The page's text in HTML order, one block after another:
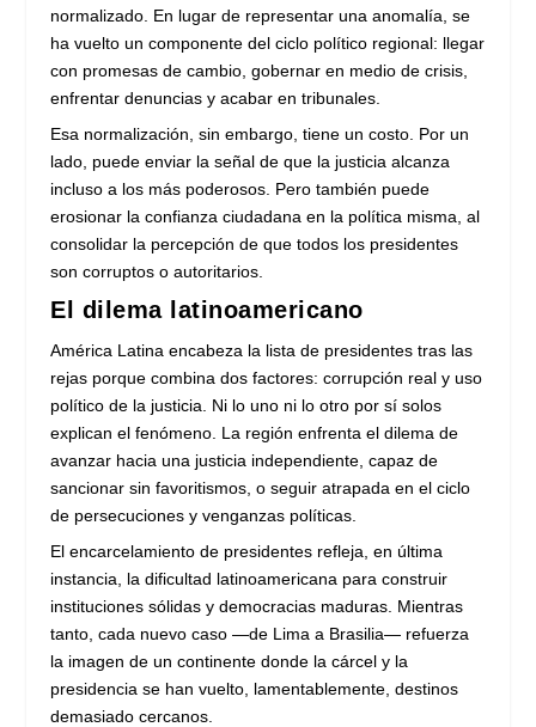
normalizado. En lugar de representar una anomalía, se
ha vuelto un componente del ciclo político regional: llegar
con promesas de cambio, gobernar en medio de crisis,
enfrentar denuncias y acabar en tribunales.
Esa normalización, sin embargo, tiene un costo. Por un
lado, puede enviar la señal de que la justicia alcanza
incluso a los más poderosos. Pero también puede
erosionar la confianza ciudadana en la política misma, al
consolidar la percepción de que todos los presidentes
son corruptos o autoritarios.
El dilema latinoamericano
América Latina encabeza la lista de presidentes tras las
rejas porque combina dos factores: corrupción real y uso
político de la justicia. Ni lo uno ni lo otro por sí solos
explican el fenómeno. La región enfrenta el dilema de
avanzar hacia una justicia independiente, capaz de
sancionar sin favoritismos, o seguir atrapada en el ciclo
de persecuciones y venganzas políticas.
El encarcelamiento de presidentes refleja, en última
instancia, la dificultad latinoamericana para construir
instituciones sólidas y democracias maduras. Mientras
tanto, cada nuevo caso —de Lima a Brasilia— refuerza
la imagen de un continente donde la cárcel y la
presidencia se han vuelto, lamentablemente, destinos
demasiado cercanos.